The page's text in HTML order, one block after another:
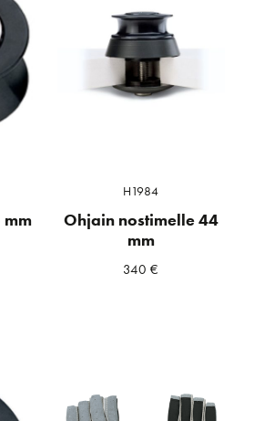
mm
H1984
Ohjain nostimelle 44
mm
340€